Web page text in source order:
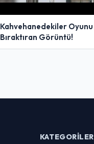
Kahvehanedekiler Oyunu
Bıraktıran Görüntü!
KATEGORILER